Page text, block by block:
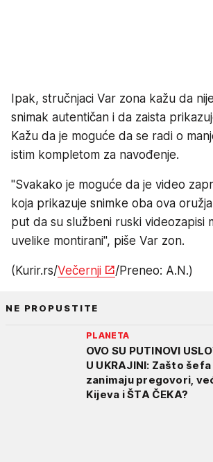
Ipak, stručnjaci Var zona kažu da
snimak autentičan i da zaista
Kažu da je moguće da se radi o
istim kompletom za navođenje.
"Svakako je moguće da je video
koja prikazuje snimke oba ova
put da su službeni ruski videozapisi
uvelike montirani", piše Var zon.
(Kurir.rs/Večernji /Preneo: A.N.)
NE PROPUSTITE
PLANETA
OVO SU PUTINOVI
U UKRAJINI: Zašto
zanimaju pregovori,
Kijeva i ŠTA ČEKA?